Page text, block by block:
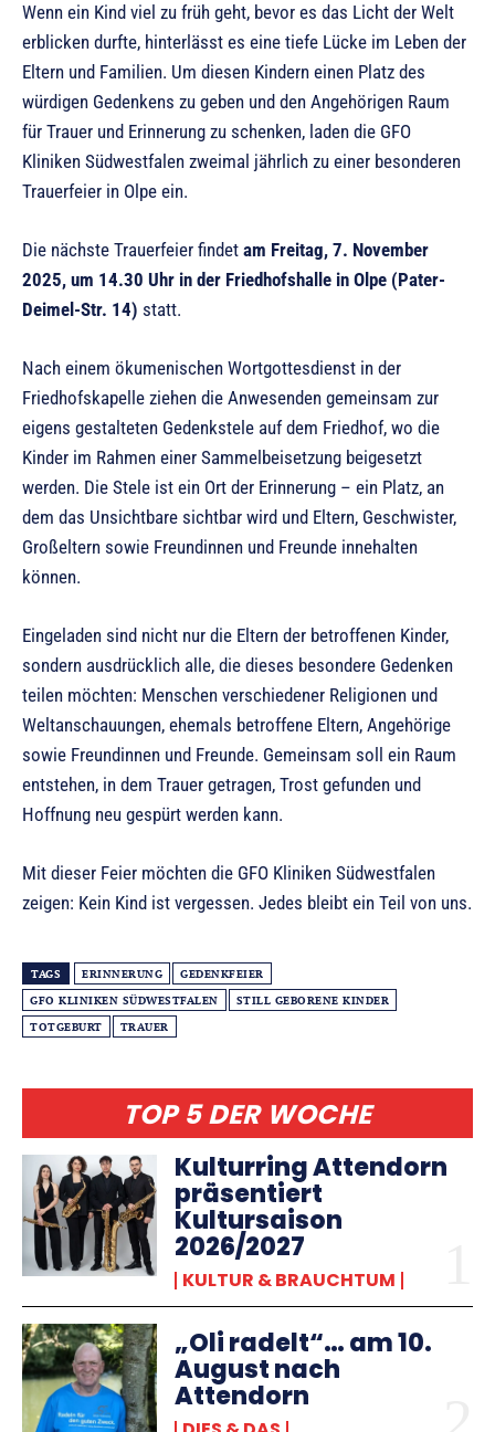
TOP 5 DER WOCHE
Kulturring Attendorn
präsentiert
Kultursaison
2026/2027
KULTUR & BRAUCHTUM
„Oli radelt“… am 10.
August nach
Attendorn
Wenn ein Kind viel zu früh geht, bevor es das Licht der Welt
erblicken durfte, hinterlässt es eine tiefe Lücke im Leben der
Eltern und Familien. Um diesen Kindern einen Platz des
würdigen Gedenkens zu geben und den Angehörigen Raum
für Trauer und Erinnerung zu schenken, laden die GFO
Kliniken Südwestfalen zweimal jährlich zu einer besonderen
Trauerfeier in Olpe ein.
Die nächste Trauerfeier findet am Freitag, 7. November
2025, um 14.30 Uhr in der Friedhofshalle in Olpe (Pater-
Deimel-Str. 14) statt.
Nach einem ökumenischen Wortgottesdienst in der
Friedhofskapelle ziehen die Anwesenden gemeinsam zur
eigens gestalteten Gedenkstele auf dem Friedhof, wo die
Kinder im Rahmen einer Sammelbeisetzung beigesetzt
werden. Die Stele ist ein Ort der Erinnerung – ein Platz, an
dem das Unsichtbare sichtbar wird und Eltern, Geschwister,
Großeltern sowie Freundinnen und Freunde innehalten
können.
Eingeladen sind nicht nur die Eltern der betroffenen Kinder,
sondern ausdrücklich alle, die dieses besondere Gedenken
teilen möchten: Menschen verschiedener Religionen und
Weltanschauungen, ehemals betroffene Eltern, Angehörige
sowie Freundinnen und Freunde. Gemeinsam soll ein Raum
entstehen, in dem Trauer getragen, Trost gefunden und
Hoffnung neu gespürt werden kann.
Mit dieser Feier möchten die GFO Kliniken Südwestfalen
zeigen: Kein Kind ist vergessen. Jedes bleibt ein Teil von uns.
TAGS ERINNERUNG
GEDENKFEIER
GFO KLINIKEN SÜDWESTFALEN
STILL GEBORENE KINDER
TOTGEBURT
TRAUER